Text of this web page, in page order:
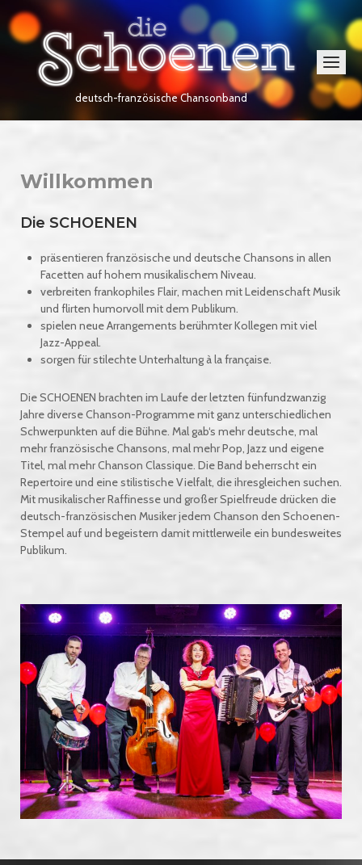
Skip
to
content
Home
deutsch-französische Chansonband
Menu
Willkommen
Die SCHOENEN
präsentieren französische und deutsche Chansons in allen
Facetten auf hohem musikalischem Niveau.
verbreiten frankophiles Flair, machen mit Leidenschaft Musik
und flirten humorvoll mit dem Publikum.
spielen neue Arrangements berühmter Kollegen mit viel
Jazz-Appeal.
sorgen für stilechte Unterhaltung à la française.
Die SCHOENEN brachten im Laufe der letzten fünfundzwanzig
Jahre diverse Chanson-Programme mit ganz unterschiedlichen
Schwerpunkten auf die Bühne. Mal gab‘s mehr deutsche, mal
mehr französische Chansons, mal mehr Pop, Jazz und eigene
Titel, mal mehr Chanson Classique. Die Band beherrscht ein
Repertoire und eine stilistische Vielfalt, die ihresgleichen suchen.
Mit musikalischer Raffinesse und großer Spielfreude drücken die
deutsch-französischen Musiker jedem Chanson den Schoenen-
Stempel auf und begeistern damit mittlerweile ein bundesweites
Publikum.